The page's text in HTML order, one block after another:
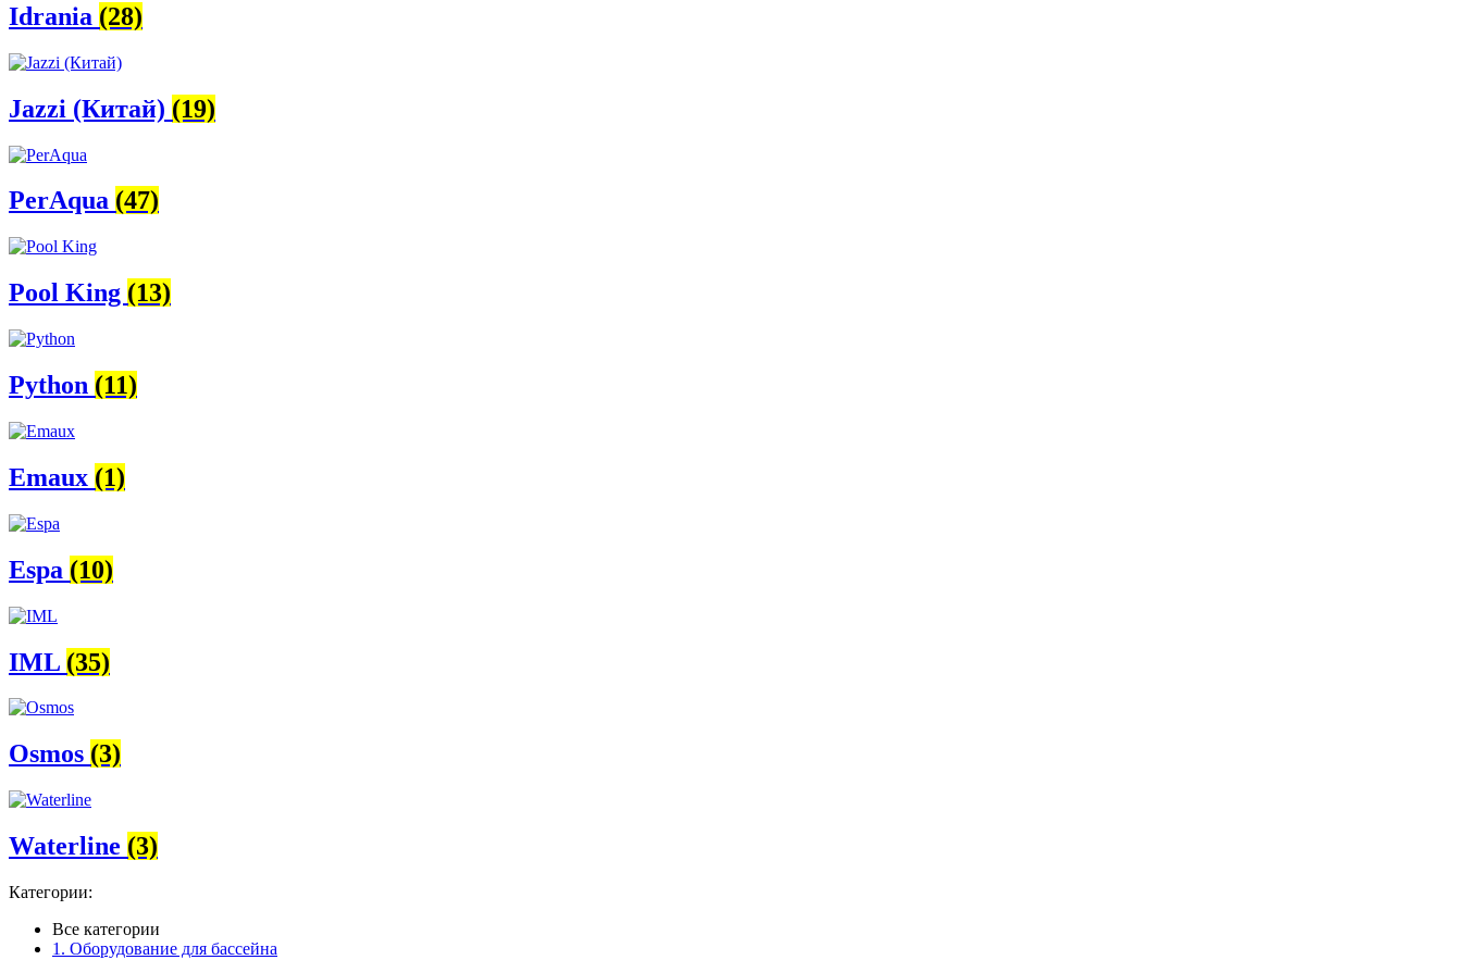
Idrania (28)
Jazzi (Китай) (19)
PerAqua (47)
Pool King (13)
Python (11)
Emaux (1)
Espa (10)
IML (35)
Osmos (3)
Waterline (3)
Категории:
Все категории
1. Оборудование для бассейна